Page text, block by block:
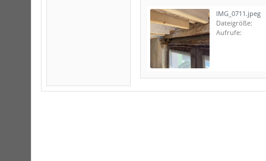
IMG_0711.jpeg
Dateigröße:
Aufrufe: